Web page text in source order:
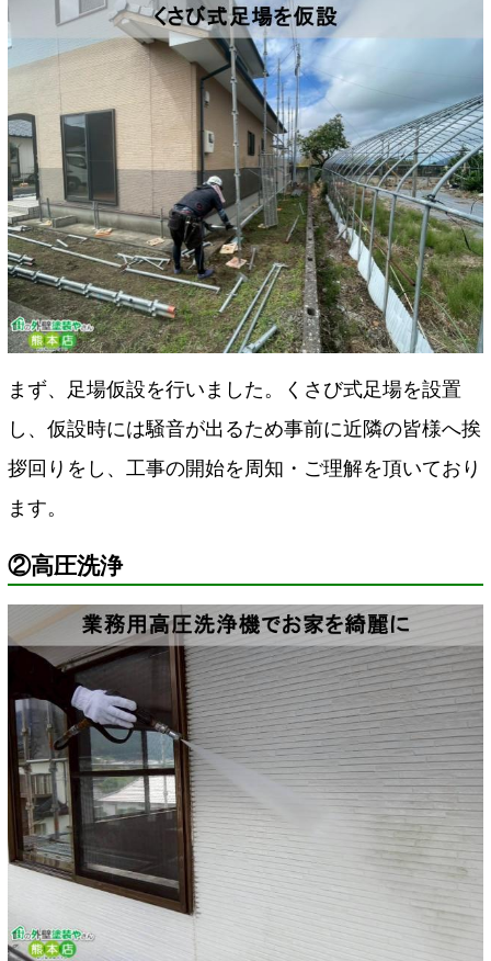
まず、足場仮設を行いました。くさび式足場を設置
し、仮設時には騒音が出るため事前に近隣の皆様へ挨
拶回りをし、工事の開始を周知・ご理解を頂いており
ます。
②高圧洗浄